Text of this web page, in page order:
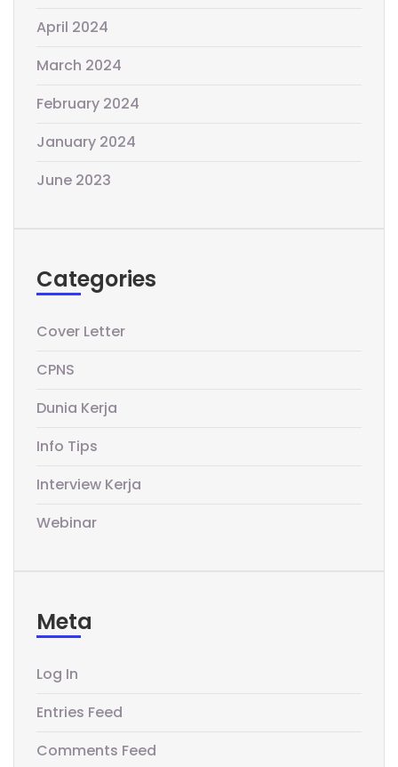
April 2024
March 2024
February 2024
January 2024
June 2023
Categories
Cover Letter
CPNS
Dunia Kerja
Info Tips
Interview Kerja
Webinar
Meta
Log In
Entries Feed
Comments Feed